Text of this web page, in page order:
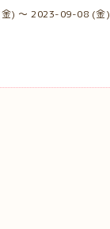
) ～ 2023-09-08 (金)